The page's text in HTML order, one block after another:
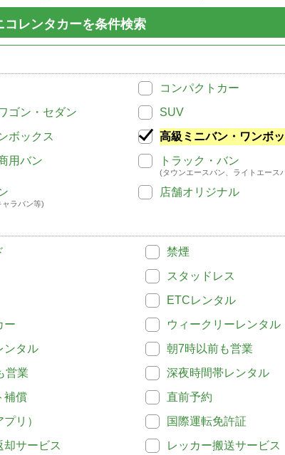
コレンタカーを条件検索
コンパクトカー
ゴン・セダン
SUV
ボックス
高級ミニバン・ワンボ
用バン
トラック・バン
(タウンエースバン、ライトエース
ラバン等)
店舗オリジナル
禁煙
スタッドレス
ETCレンタル
ー
ウィークリーレンタル
ンタル
朝7時以前も営業
営業
深夜時間帯レンタル
補償
直前予約
リ）
国際運転免許証
サービス
レッカー搬送サービス